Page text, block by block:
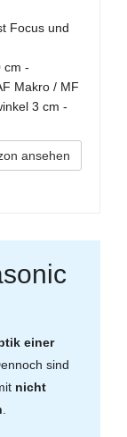
Focus und
cm -
Makro / MF
3 cm -
ansehen
einer
sind
nicht